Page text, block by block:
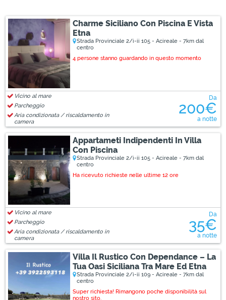
Charme Siciliano Con Piscina E Vista
Etna
Strada Provinciale 2/i-ii 105 - Acireale - 7km dal
centro
4 persone stanno guardando in questo momento
Da
200€
a notte
Vicino al mare
Parcheggio
Aria condizionata / riscaldamento in
camera
Appartameti Indipendenti In Villa
Con Piscina
Strada Provinciale 2/i-ii 105 - Acireale - 7km dal
centro
Ha ricevuto richieste nelle ultime 12 ore
Da
35€
a notte
Vicino al mare
Parcheggio
Aria condizionata / riscaldamento in
camera
Villa Il Rustico Con Dependance – La
Tua Oasi Siciliana Tra Mare Ed Etna
Strada Provinciale 2/i-ii 109 - Acireale - 7km dal
centro
Super richiesta! Rimangono poche disponibilità sul
nostro sito.